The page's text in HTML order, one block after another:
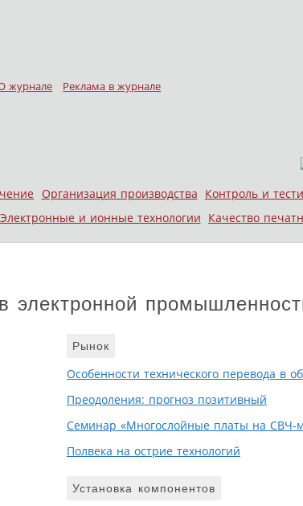
журнале
Реклама в журнале
Организация производства Контроль и
Электронные и ионные технологии Качество
электронной
Рынок
Особенности технического перевода в
Преодоления: прогноз позитивный
Семинар «Многослойные платы на СВЧ-
Полвека на острие технологий
Установка компонентов